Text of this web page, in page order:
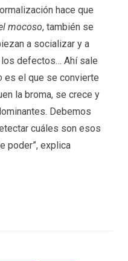
hace que
mocoso, también se
a socializar y a
defectos… Ahí sale
es el que se convierte
la broma, se crece y
Debemos
cuáles son esos
poder”, explica